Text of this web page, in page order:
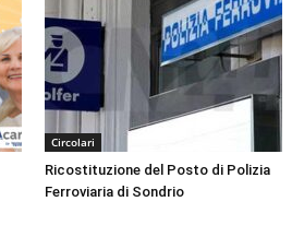
Circolari
Ricostituzione del Posto di Polizia
Ferroviaria di Sondrio